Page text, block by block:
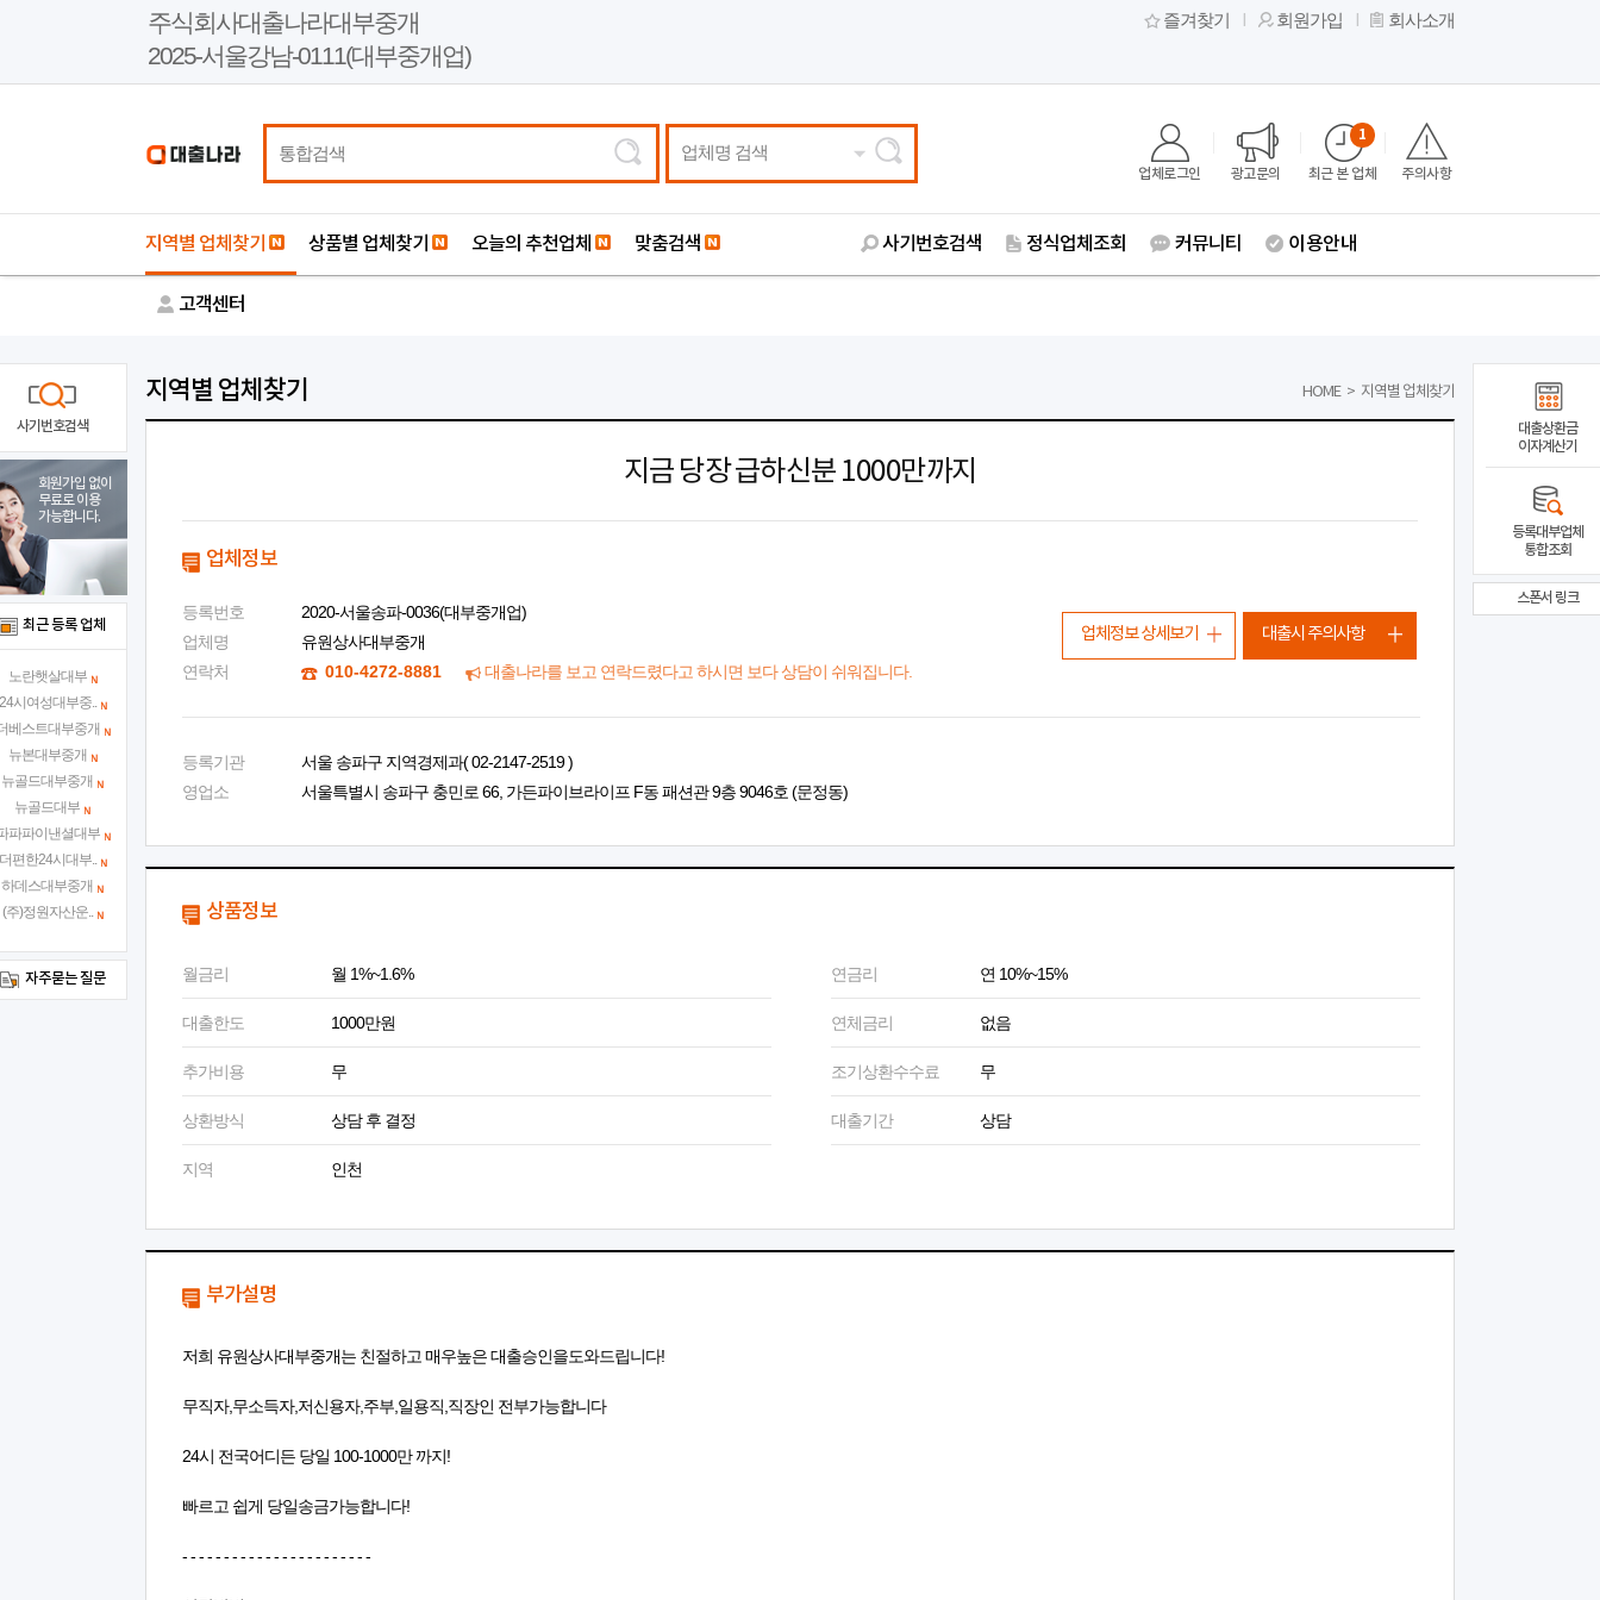
주식회사대출나라대부중개
2025-서울강남-0111(대부중개업)
즐겨찾기 회원가입 회사소개
업체명 검색
업체로그인 광고문의 최근 본 업체
1
주의사항
지역별 업체찾기 상품별 업체찾기 오늘의 추천업체 맞춤검색 사기번호검색 정식업체조회 커뮤니티 이용안내
고객센터
지역별 업체찾기 HOME > 지역별 업체찾기
지금 당장 급하신분 1000만까지
업체정보
등록번호
2020-서울송파-0036(대부중개업)
업체명
유원상사대부중개
연락처
010-4272-8881 대출나라를 보고 연락드렸다고 하시면 보다 상담이 쉬워집니다.
등록기관
서울 송파구 지역경제과( 02-2147-2519 )
영업소
서울특별시 송파구 충민로 66, 가든파이브라이프 F동 패션관 9층 9046호 (문정동)
업체정보 상세보기 대출시 주의사항
상품정보
월금리 월 1%~1.6% 연금리 연 10%~15%
대출한도 1000만원 연체금리 없음
추가비용 무 조기상환수수료 무
상환방식 상담 후 결정 대출기간 상담
지역 인천
부가설명
저희 유원상사대부중개는 친절하고 매우높은 대출승인을도와드립니다!
무직자,무소득자,저신용자,주부,일용직,직장인 전부가능합니다
24시 전국어디든 당일 100-1000만 까지!
빠르고 쉽게 당일송금가능합니다!
- - - - - - - - - - - - - - - - - - - - - - -
사기번호검색
회원가입 없이
무료로 이용
가능합니다.
최근 등록 업체
노란햇살대부
시여성대부중..
베스트대부중개
뉴본대부중개
뉴골드대부중개
뉴골드대부
파파이낸셜대부
편한24시대부..
하데스대부중개
(주)정원자산운..
자주묻는 질문
대출상환금
이자계산기
등록대부업체
통합조회
스폰서 링크